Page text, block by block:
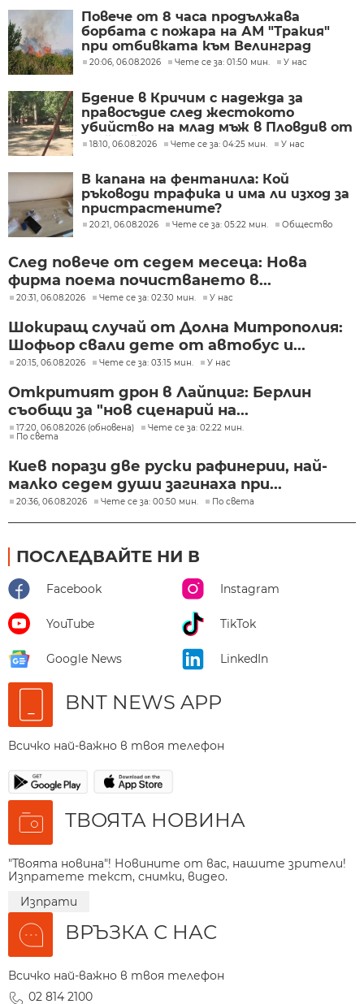
Повече от 8 часа продължава
борбата с пожара на АМ "Тракия"
при отбивката към Велинград
20:06, 06.08.2026 Чете се за: 01:50 мин. У нас
Бдение в Кричим с надежда за
правосъдие след жестокото
убийство на млад мъж в Пловдив от
тийнейджъри
18:10, 06.08.2026 Чете се за: 04:25 мин. У нас
В капана на фентанила: Кой
ръководи трафика и има ли изход за
пристрастените?
20:21, 06.08.2026 Чете се за: 05:22 мин. Общество
След повече от седем месеца: Нова
фирма поема почистването в...
20:31, 06.08.2026 Чете се за: 02:30 мин. У нас
Шокиращ случай от Долна Митрополия:
Шофьор свали дете от автобус и...
20:15, 06.08.2026 Чете се за: 03:15 мин. У нас
Откритият дрон в Лайпциг: Берлин
съобщи за "нов сценарий на...
17:20, 06.08.2026 (обновена)
Чете се за: 02:22 мин.
По света
Киев порази две руски рафинерии, най-
малко седем души загинаха при...
20:36, 06.08.2026 Чете се за: 00:50 мин. По света
ПОСЛЕДВАЙТЕ НИ В
Facebook Instagram
YouTube TikTok
Google News LinkedIn
BNT NEWS APP
Всичко най-важно в твоя телефон
ТВОЯТА НОВИНА
"Твоята новина"! Новините от вас, нашите зрители!
Изпратете текст, снимки, видео.
Изпрати
ВРЪЗКА С НАС
Всичко най-важно в твоя телефон
02 814 2100